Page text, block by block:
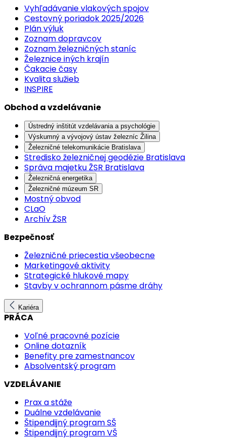
Vyhľadávanie vlakových spojov
Cestovný poriadok 2025/2026
Plán výluk
Zoznam dopravcov
Zoznam železničných staníc
Železnice iných krajín
Čakacie časy
Kvalita služieb
INSPIRE
Obchod a vzdelávanie
Ústredný inštitút vzdelávania a psychológie
Výskumný a vývojový ústav železníc Žilina
Železničné telekomunikácie Bratislava
Stredisko železničnej geodézie Bratislava
Správa majetku ŽSR Bratislava
Železničná energetika
Železničné múzeum SR
Mostný obvod
CLaO
Archív ŽSR
Bezpečnosť
Železničné priecestia všeobecne
Marketingové aktivity
Strategické hlukové mapy
Stavby v ochrannom pásme dráhy
Kariéra
PRÁCA
Voľné pracovné pozície
Online dotazník
Benefity pre zamestnancov
Absolventský program
VZDELÁVANIE
Prax a stáže
Duálne vzdelávanie
Štipendijný program SŠ
Štipendijný program VŠ